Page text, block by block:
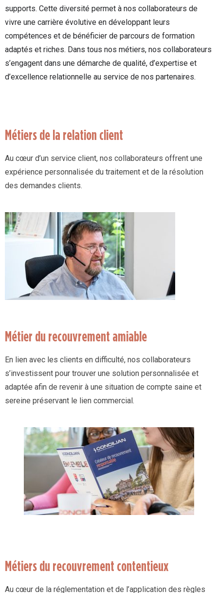
supports. Cette diversité permet à nos collaborateurs de
vivre une carrière évolutive en développant leurs
compétences et de bénéficier de parcours de formation
adaptés et riches. Dans tous nos métiers, nos collaborateurs
s’engagent dans une démarche de qualité, d’expertise et
d’excellence relationnelle au service de nos partenaires.
Métiers de la relation client
Au cœur d’un service client, nos collaborateurs offrent une
expérience personnalisée du traitement et de la résolution
des demandes clients.
Métier du recouvrement amiable
En lien avec les clients en difficulté, nos collaborateurs
s’investissent pour trouver une solution personnalisée et
adaptée afin de revenir à une situation de compte saine et
sereine préservant le lien commercial.
Métiers du recouvrement contentieux
Au cœur de la réglementation et de l’application des règles